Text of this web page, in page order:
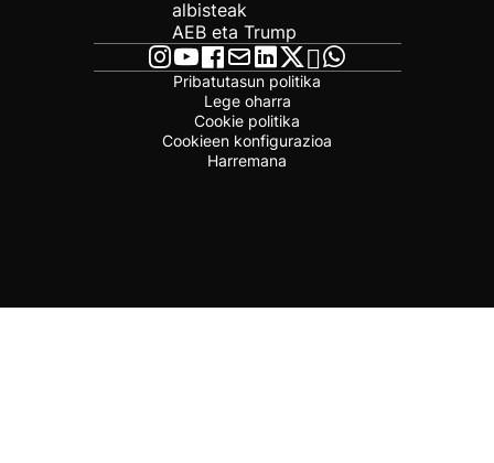
albisteak
AEB eta Trump
Pribatutasun politika
Lege oharra
Cookie politika
Cookieen konfigurazioa
Harremana